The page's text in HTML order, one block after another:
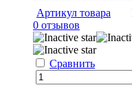
Артикул товара
0 отзывов
Сравнить